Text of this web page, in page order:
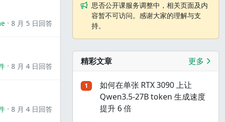
8 月 5 日回答
8 月 4 日回答
8 月 4 日回答
思否公开课服务调整中，相关页面及内
容暂不可访问。感谢大家的理解与支
持。
精彩文章 更多
1
如何在单张 RTX 3090 上让
Qwen3.5-27B token 生成速度
提升 6 倍